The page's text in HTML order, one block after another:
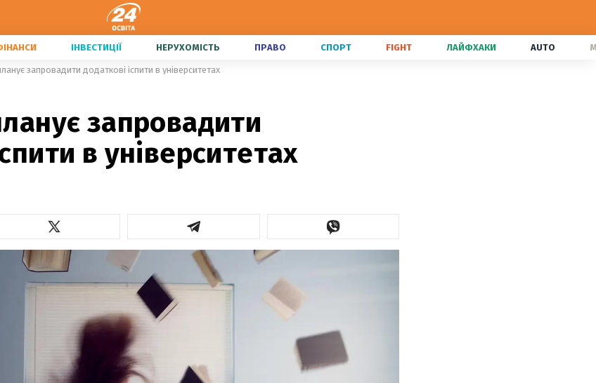
ІНВЕСТИЦІЇ НЕРУХОМІСТЬ ПРАВО СПОРТ FIGHT ЛАЙФХАКИ AUTO
запровадити додаткові іспити в університетах
запровадити
в університетах